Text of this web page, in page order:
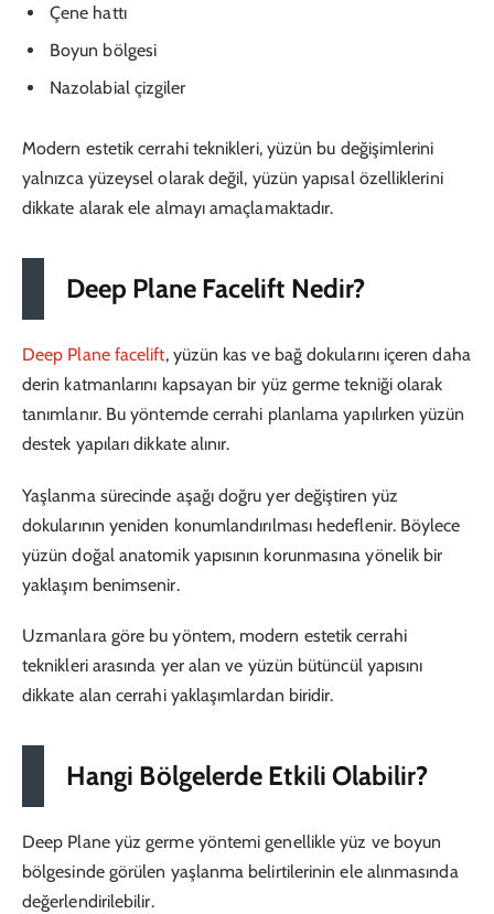
Çene hattı
Boyun bölgesi
Nazolabial çizgiler
Modern estetik cerrahi teknikleri, yüzün bu değişimlerini
yalnızca yüzeysel olarak değil, yüzün yapısal özelliklerini
dikkate alarak ele almayı amaçlamaktadır.
Deep Plane Facelift Nedir?
Deep Plane facelift, yüzün kas ve bağ dokularını içeren daha
derin katmanlarını kapsayan bir yüz germe tekniği olarak
tanımlanır. Bu yöntemde cerrahi planlama yapılırken yüzün
destek yapıları dikkate alınır.
Yaşlanma sürecinde aşağı doğru yer değiştiren yüz
dokularının yeniden konumlandırılması hedeflenir. Böylece
yüzün doğal anatomik yapısının korunmasına yönelik bir
yaklaşım benimsenir.
Uzmanlara göre bu yöntem, modern estetik cerrahi
teknikleri arasında yer alan ve yüzün bütüncül yapısını
dikkate alan cerrahi yaklaşımlardan biridir.
Hangi Bölgelerde Etkili Olabilir?
Deep Plane yüz germe yöntemi genellikle yüz ve boyun
bölgesinde görülen yaşlanma belirtilerinin ele alınmasında
değerlendirilebilir.